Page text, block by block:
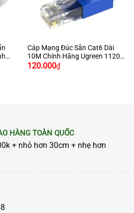
Cáp Mạng Đúc Sẵn Cat6 Dài
10M Chính Hãng Ugreen 11205
Cao Cấp
120.000₫
HÀNG TOÀN QUỐC
+ nhỏ hơn 30cm + nhẹ hơn